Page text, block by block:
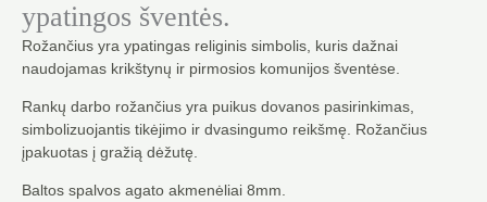
ypatingos šventės.
Rožančius yra ypatingas religinis simbolis, kuris dažnai
naudojamas krikštynų ir pirmosios komunijos šventėse.
Rankų darbo rožančius yra puikus dovanos pasirinkimas,
simbolizuojantis tikėjimo ir dvasingumo reikšmę. Rožančius
įpakuotas į gražią dėžutę.
Baltos spalvos agato akmenėliai 8mm.